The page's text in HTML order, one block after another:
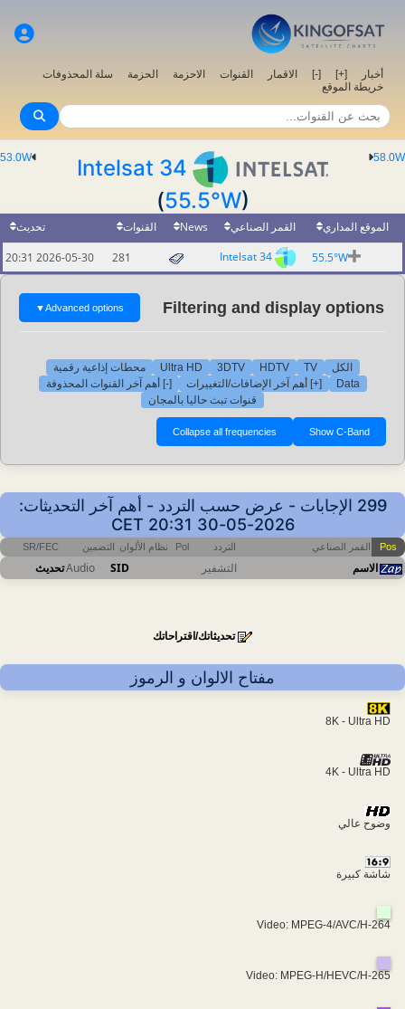
أخبار [+]
[-] الاقمار القنوات الاحزمة الحزمة
سلة المحذوفات
خريطة الموقع
58.0W
53.0W
Intelsat 34
(55.5°W)
الموقع المداري القمر الصناعي News القنوات
تحديث
55.5°W
Intelsat 34
281
2026-05-30 20:31
Filtering and display options
Advanced options
▼
الكل TV
HDTV
3DTV
Ultra HD
محطات إذاعية رقمية
Data
[+] أهم آخر الإضافات/التغييرات
[-] أهم آخر القنوات المحذوفة
قنوات تبث حاليا بالمجان
299 الإجابات - عرض حسب التردد - أهم آخر التحديثات:
2026-05-30 20:31 CET
Pos القمر الصناعي التردد Pol نظام الألوان التضمين SR/FEC
الاسم التشفير SID
Audioتحديث
تحديثاتك/اقتراحاتك
مفتاح الالوان و الرموز
8K - Ultra HD
4K - Ultra HD
وضوح عالي
شاشة كبيرة
Video: MPEG-4/AVC/H-264
Video: MPEG-H/HEVC/H-265